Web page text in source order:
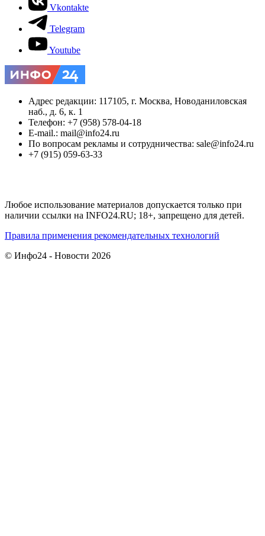
Vkontakte
Telegram
Youtube
Адрес редакции: 117105, г. Москва, Новоданиловская
наб., д. 6, к. 1
Телефон: +7 (958) 578-04-18
E-mail.: mail@info24.ru
По вопросам рекламы и сотрудничества: sale@info24.ru
+7 (915) 059-63-33
Любое использование материалов допускается только при
наличии ссылки на INFO24.RU; 18+, запрещено для детей.
Правила применения рекомендательных технологий
© Инфо24 - Новости 2026